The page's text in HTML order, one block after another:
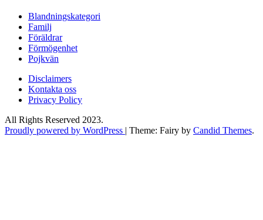
Blandningskategori
Familj
Föräldrar
Förmögenhet
Pojkvän
Disclaimers
Kontakta oss
Privacy Policy
All Rights Reserved 2023.
Proudly powered by WordPress | Theme: Fairy by Candid Themes.